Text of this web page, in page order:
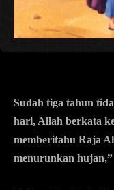
Sudah tiga tahun
hari, Allah berkata
memberitahu Raja
menurunkan